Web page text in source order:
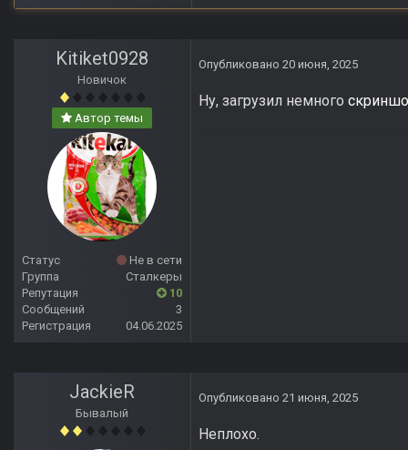
Kitiket0928
Новичок
Автор темы
Статус
Не в сети
Группа
Сталкеры
Репутация
10
Сообщений
3
Регистрация
04.06.2025
Опубликовано 20 июня, 2025
Ну, загрузил немного
JackieR
Бывалый
Опубликовано 21 июня, 2025
Неплохо.